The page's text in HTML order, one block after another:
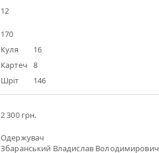
12
170
Куля
16
Картеч
8
Шріт
146
2 300 грн.
Одержувач
Збаранський Владислав Володимирович